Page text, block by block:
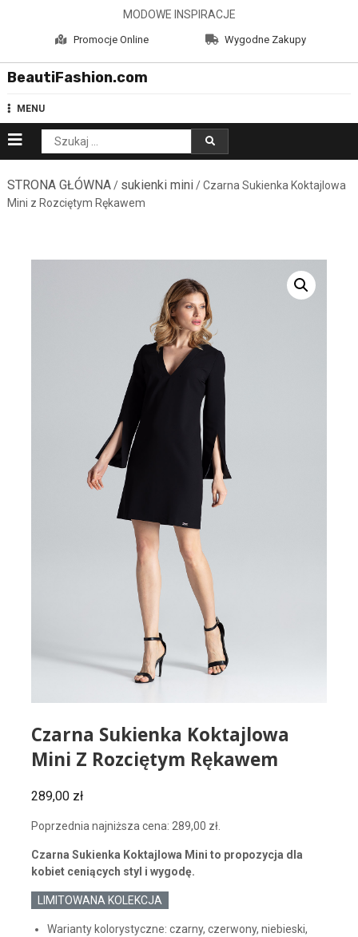
MODOWE INSPIRACJE
Promocje Online Wygodne Zakupy
BeautiFashion.com
MENU
Szukaj:
STRONA GŁÓWNA/ sukienki mini/ Czarna Sukienka Koktajlowa
Mini z Rozciętym Rękawem
Czarna Sukienka Koktajlowa
Mini Z Rozciętym Rękawem
289,00 zł
Poprzednia najniższa cena: 289,00 zł.
Czarna Sukienka Koktajlowa Mini to propozycja dla
kobiet ceniących styl i wygodę.
LIMITOWANA KOLEKCJA
Warianty kolorystyczne: czarny, czerwony, niebieski,